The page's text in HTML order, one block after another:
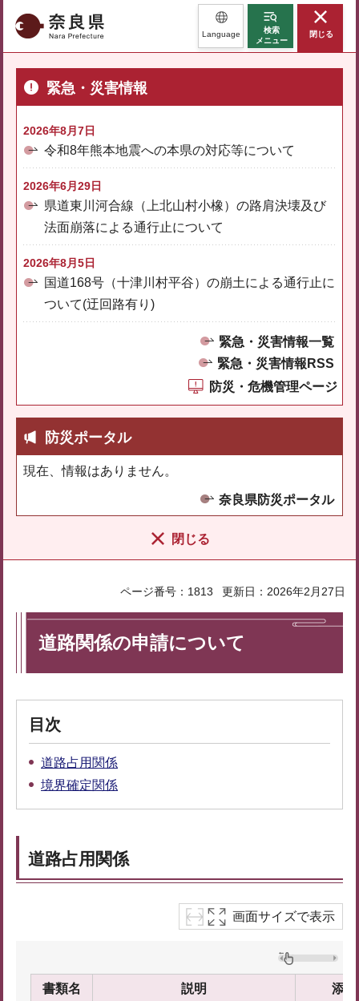
奈良県 Language
検索
メニュー
閉じる
緊急・災害情報
2026年8月7日
令和8年熊本地震への本県の対応等について
2026年6月29日
県道東川河合線（上北山村小橡）の路肩決壊及び
法面崩落による通行止について
2026年8月5日
国道168号（十津川村平谷）の崩土による通行止に
ついて(迂回路有り)
緊急・災害情報一覧
緊急・災害情報RSS
防災・危機管理ページ
防災ポータル
現在、情報はありません。
奈良県防災ポータル
閉じる
ページ番号：1813 更新日：2026年2月27日
道路関係の申請について
目次
道路占用関係
境界確定関係
道路占用関係
画面サイズで表示
書類名 説明 添